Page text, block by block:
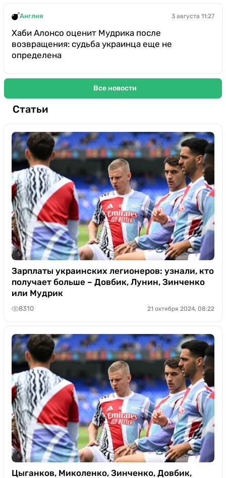
Англия 3 августа 11:27
Хаби Алонсо оценит Мудрика после
возвращения: судьба украинца еще не
определена
Все новости
Статьи
Зарплаты украинских легионеров: узнали, кто
получает больше – Довбик, Лунин, Зинченко
или Мудрик
8310 21 октября 2024, 08:22
Цыганков, Миколенко, Зинченко, Довбик,